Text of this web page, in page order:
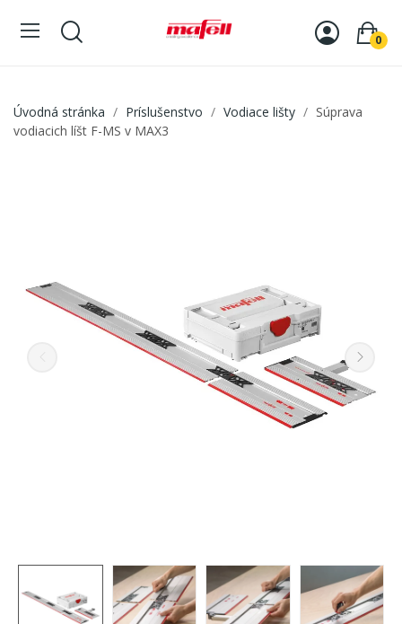
0
Úvodná stránka Príslušenstvo Vodiace lišty
Súprava
vodiacich líšt F-MS v MAX3